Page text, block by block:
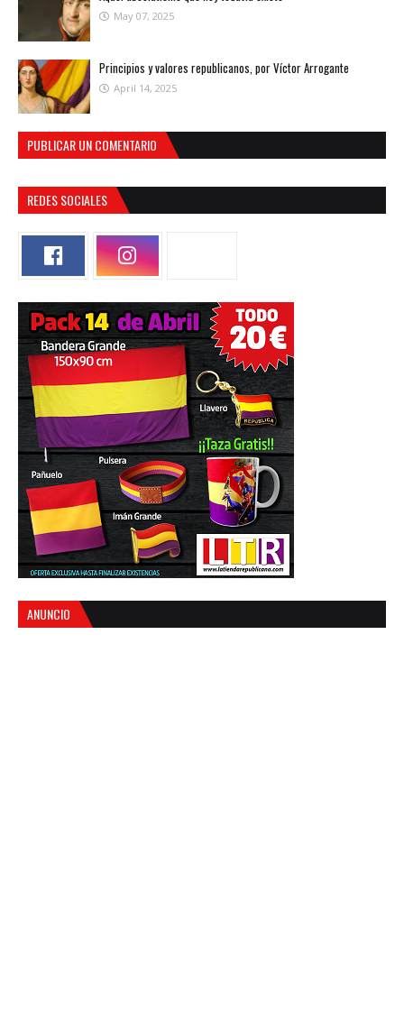
May 07, 2025
Principios y valores republicanos, por Víctor Arrogante
April 14, 2025
PUBLICAR UN COMENTARIO
REDES SOCIALES
ANUNCIO